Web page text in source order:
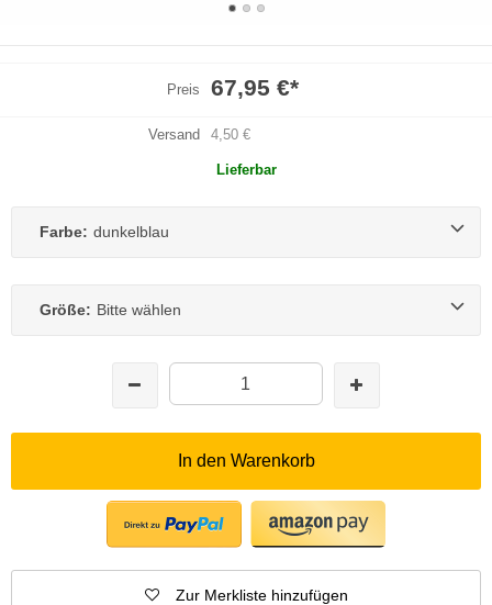
Preis 67,95 €*
Versand 4,50 €
Lieferbar
Farbe: dunkelblau
Größe: Bitte wählen
In den Warenkorb
Zur Merkliste hinzufügen